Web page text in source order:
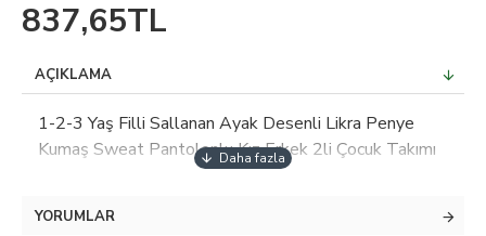
837,65TL
AÇIKLAMA
1-2-3 Yaş Filli Sallanan Ayak Desenli Likra Penye
Kumaş Sweat Pantolonlu Kız Erkek 2li Çocuk Takımı
YORUMLAR